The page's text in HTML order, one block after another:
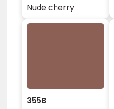
Nude cherry
355B